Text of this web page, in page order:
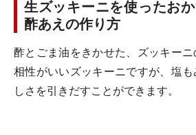
生ズッキーニを使ったお
酢あえの作り方
酢とごま油をきかせた、ズッキー
相性がいいズッキーニですが、塩
しさを引きだすことができます。